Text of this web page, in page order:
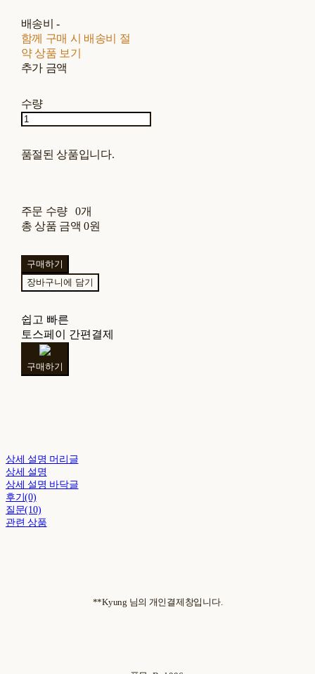
배송비-
함께 구매 시 배송비 절
약 상품 보기
추가 금액
수량
품절된 상품입니다.
주문 수량
0개
총 상품 금액 0원
구매하기
장바구니에 담기
쉽고 빠른
토스페이 간편결제
구매하기
상세 설명 머리글
상세 설명
상세 설명 바닥글
후기(0)
질문(10)
관련 상품
**Kyung 님의 개인결제창입니다.